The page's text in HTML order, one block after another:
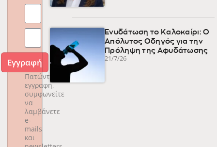
Εγγραφή
Πατώντας
εγγραφή,
συμφωνείτε
να
λαμβάνετε
e-
mails
και
Ενυδάτωση το Καλοκαίρι: Ο
Απόλυτος Οδηγός για την
Πρόληψη της Αφυδάτωσης
21/7/26